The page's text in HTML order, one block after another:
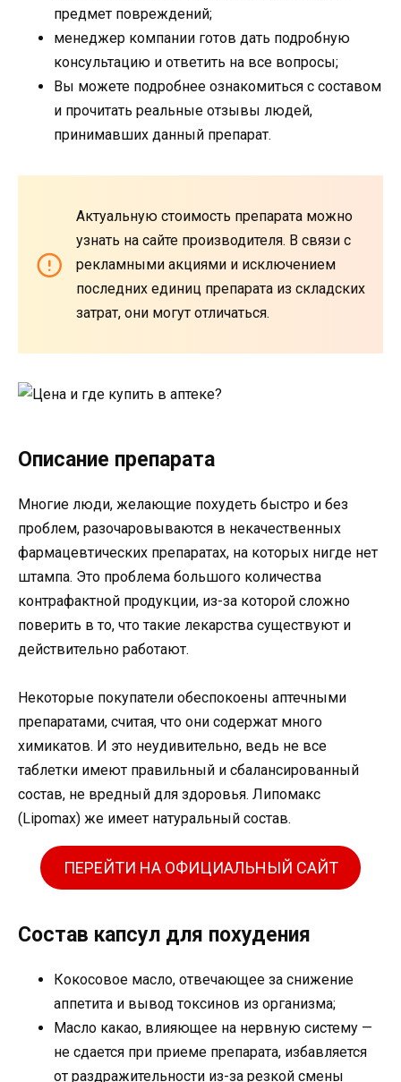
предмет повреждений;
менеджер компании готов дать подробную
консультацию и ответить на все вопросы;
Вы можете подробнее ознакомиться с составом
и прочитать реальные отзывы людей,
принимавших данный препарат.
Актуальную стоимость препарата можно
узнать на сайте производителя. В связи с
рекламными акциями и исключением
последних единиц препарата из складских
затрат, они могут отличаться.
Описание препарата
Многие люди, желающие похудеть быстро и без
проблем, разочаровываются в некачественных
фармацевтических препаратах, на которых нигде нет
штампа. Это проблема большого количества
контрафактной продукции, из-за которой сложно
поверить в то, что такие лекарства существуют и
действительно работают.
Некоторые покупатели обеспокоены аптечными
препаратами, считая, что они содержат много
химикатов. И это неудивительно, ведь не все
таблетки имеют правильный и сбалансированный
состав, не вредный для здоровья. Липомакс
(Lipomax) же имеет натуральный состав.
ПЕРЕЙТИ НА ОФИЦИАЛЬНЫЙ САЙТ
Состав капсул для похудения
Кокосовое масло, отвечающее за снижение
аппетита и вывод токсинов из организма;
Масло какао, влияющее на нервную систему —
не сдается при приеме препарата, избавляется
от раздражительности из-за резкой смены